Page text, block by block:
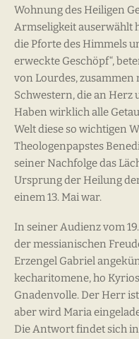
Wohnung des Heiligen
Armseligkeit auserwählt
die Pforte des Himmels
erweckte Geschöpf“,
von Lourdes,
Schwestern, die an Herz
Haben wirklich alle
Welt diese so wichtigen
Theologenpapstes
seiner Nachfolge das
Ursprung der Heilung
einem 13. Mai war.
In seiner Audienz vom
der messianischen
Erzengel Gabriel
kecharitomene, ho
Gnadenvolle. Der Herr
aber wird Maria
Die Antwort findet sich